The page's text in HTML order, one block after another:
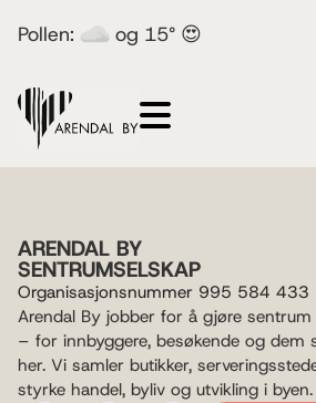
Pollen: og 15° 😍
ARENDAL BY
SENTRUMSELSKAP
Organisasjonsnummer 995 584 433
Arendal By jobber for å gjøre
– for innbyggere, besøkende og
her. Vi samler butikker,
styrke handel, byliv og utvikling i byen.